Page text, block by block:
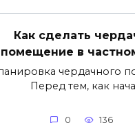
Как сделать
помещение в
чердачного
Перед тем, как
0 136